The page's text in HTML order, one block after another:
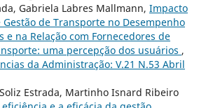
Gabriela Labres Mallmann, Impacto
Gestão de Transporte no Desempenho
e na Relação com Fornecedores de
uma percepção dos usuários ,
da Administração: V.21 N.53 Abril
Estrada, Martinho Isnard Ribeiro